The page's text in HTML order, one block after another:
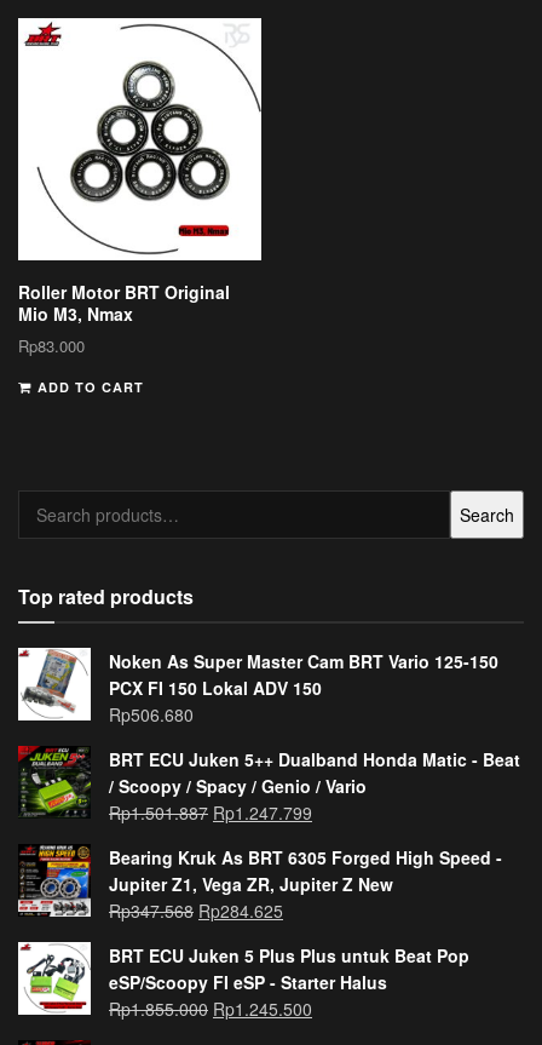
Roller Motor BRT Original
Mio M3, Nmax
Rp83.000
ADD TO CART
for:
Search
Top rated products
Noken As Super Master Cam BRT Vario 125-150
PCX FI 150 Lokal ADV 150
Rp506.680
BRT ECU Juken 5++ Dualband Honda Matic - Beat
/ Scoopy / Spacy / Genio / Vario
Rp1.501.887 Rp1.247.799
Bearing Kruk As BRT 6305 Forged High Speed -
Jupiter Z1, Vega ZR, Jupiter Z New
Rp347.568 Rp284.625
BRT ECU Juken 5 Plus Plus untuk Beat Pop
eSP/Scoopy FI eSP - Starter Halus
Rp1.855.000 Rp1.245.500